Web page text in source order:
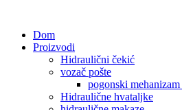
Dom
Proizvodi
Hidraulični čekić
vozač pošte
pogonski
Hidraulične hvataljke